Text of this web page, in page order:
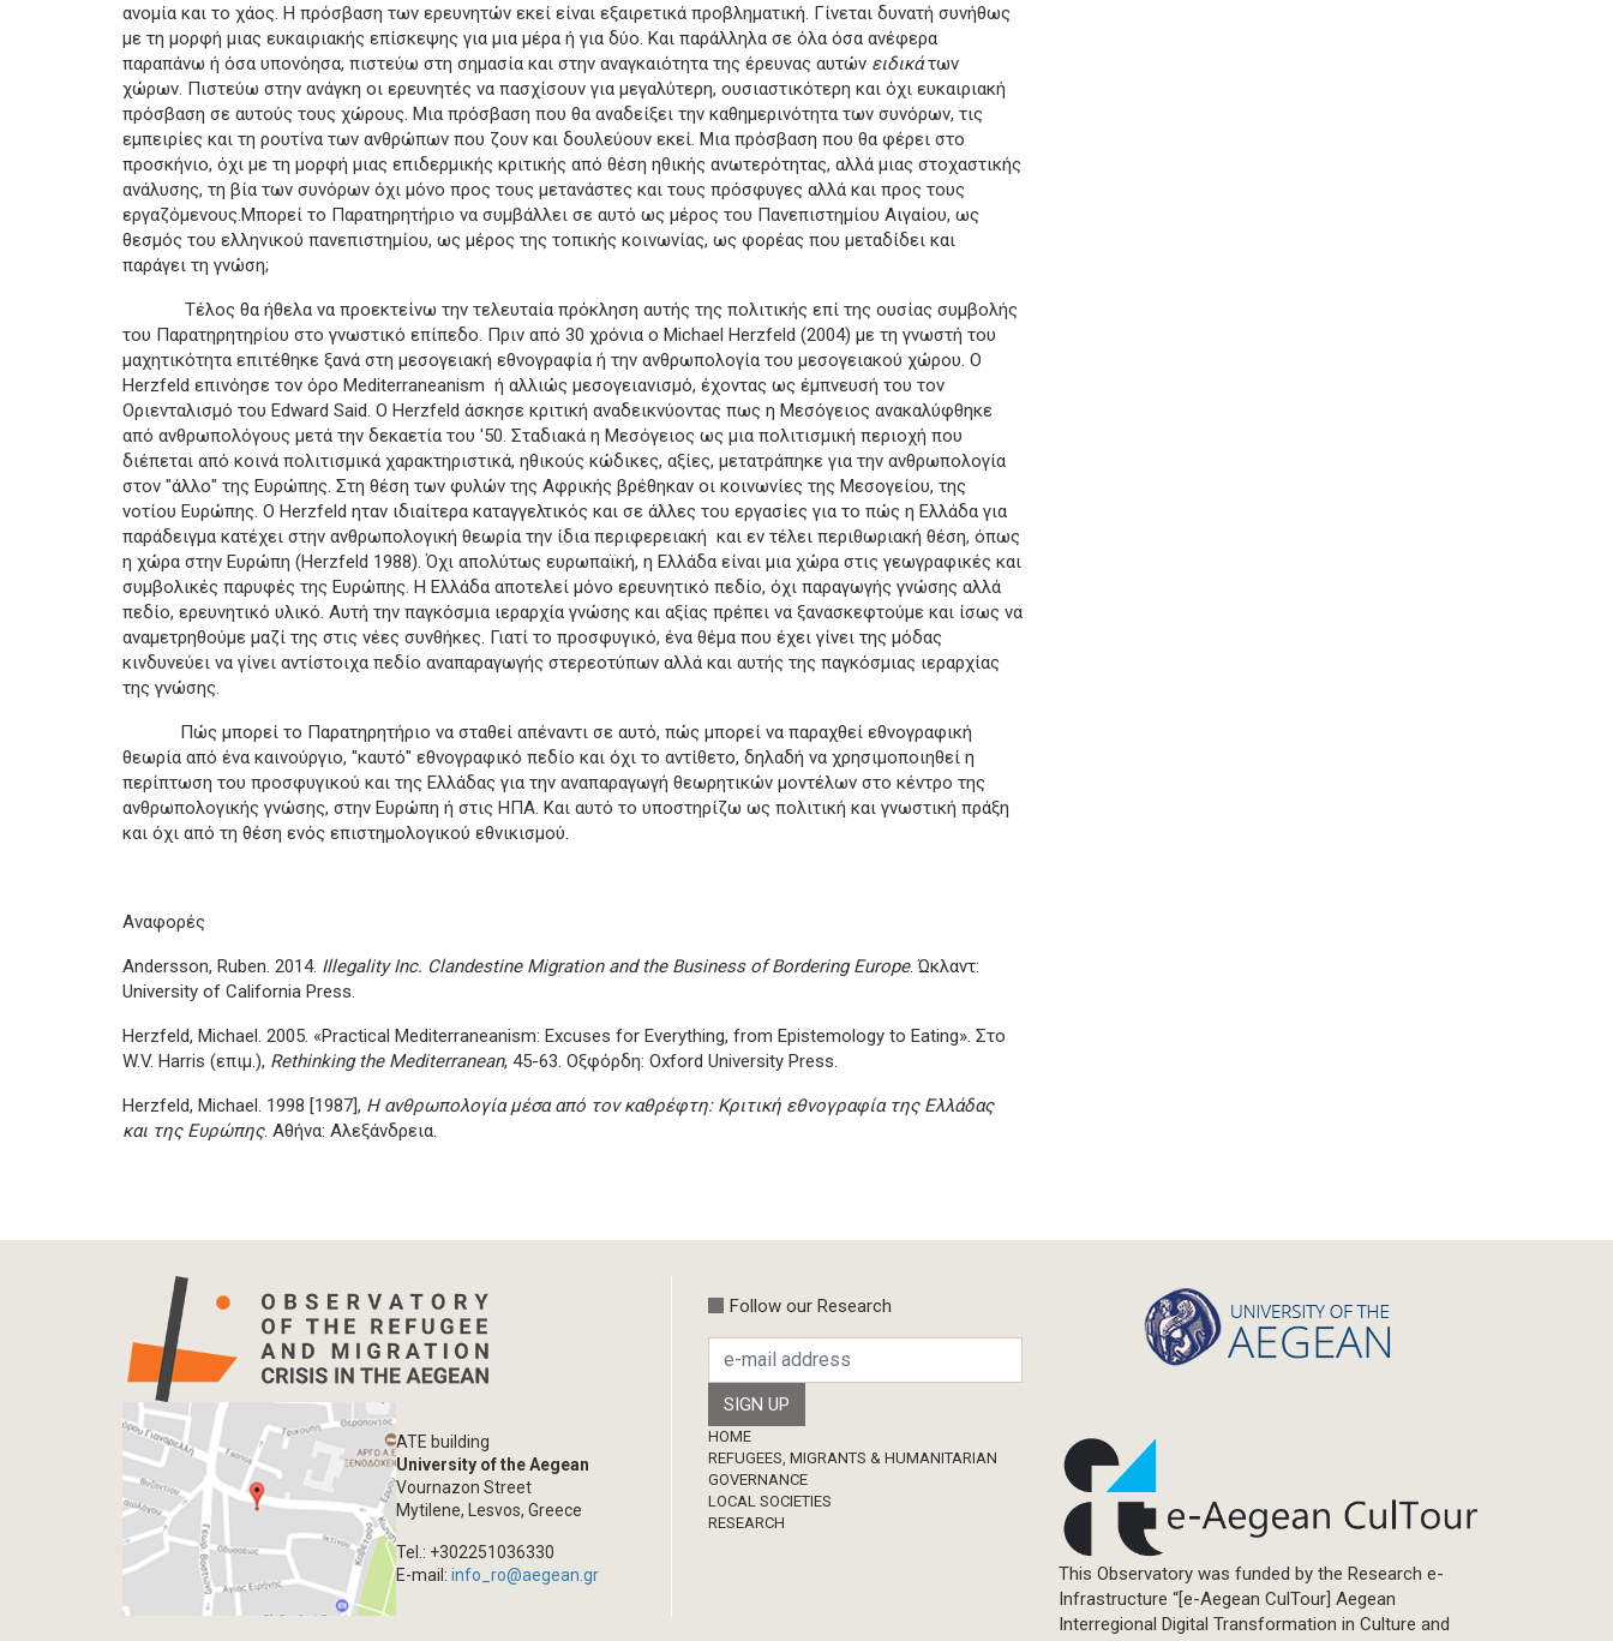
ανομία και το χάος. Η πρόσβαση των ερευνητών εκεί είναι εξαιρετικά προβληματική. Γίνεται δυνατή συνήθως
με τη μορφή μιας ευκαιριακής επίσκεψης για μια μέρα ή για δύο. Και παράλληλα σε όλα όσα ανέφερα
παραπάνω ή όσα υπονόησα, πιστεύω στη σημασία και στην αναγκαιότητα της έρευνας αυτών ειδικάτων
χώρων. Πιστεύω στην ανάγκη οι ερευνητές να πασχίσουν για μεγαλύτερη, ουσιαστικότερη και όχι ευκαιριακή
πρόσβαση σε αυτούς τους χώρους. Μια πρόσβαση που θα αναδείξει την καθημερινότητα των συνόρων, τις
εμπειρίες και τη ρουτίνα των ανθρώπων που ζουν και δουλεύουν εκεί. Μια πρόσβαση που θα φέρει στο
προσκήνιο, όχι με τη μορφή μιας επιδερμικής κριτικής από θέση ηθικής ανωτερότητας, αλλά μιας στοχαστικής
ανάλυσης, τη βία των συνόρων όχι μόνο προς τους μετανάστες και τους πρόσφυγες αλλά και προς τους
εργαζόμενους.Μπορεί το Παρατηρητήριο να συμβάλλει σε αυτό ως μέρος του Πανεπιστημίου Αιγαίου, ως
θεσμός του ελληνικού πανεπιστημίου, ως μέρος της τοπικής κοινωνίας, ως φορέας που μεταδίδει και
παράγει τη γνώση;
Τέλος θα ήθελα να προεκτείνω την τελευταία πρόκληση αυτής της πολιτικής επί της ουσίας συμβολής
του Παρατηρητηρίου στο γνωστικό επίπεδο. Πριν από 30 χρόνια ο Michael Herzfeld (2004) με τη γνωστή του
μαχητικότητα επιτέθηκε ξανά στη μεσογειακή εθνογραφία ή την ανθρωπολογία του μεσογειακού χώρου. Ο
Herzfeld επινόησε τον όρο Mediterraneanism ή αλλιώς μεσογειανισμό, έχοντας ως έμπνευσή του τον
Οριενταλισμό του Edward Said. Ο Herzfeld άσκησε κριτική αναδεικνύοντας πως η Μεσόγειος ανακαλύφθηκε
από ανθρωπολόγους μετά την δεκαετία του '50. Σταδιακά η Μεσόγειος ως μια πολιτισμική περιοχή που
διέπεται από κοινά πολιτισμικά χαρακτηριστικά, ηθικούς κώδικες, αξίες, μετατράπηκε για την ανθρωπολογία
στον "άλλο" της Ευρώπης. Στη θέση των φυλών της Αφρικής βρέθηκαν οι κοινωνίες της Μεσογείου, της
νοτίου Ευρώπης. Ο Herzfeld ηταν ιδιαίτερα καταγγελτικός και σε άλλες του εργασίες για το πώς η Ελλάδα για
παράδειγμα κατέχει στην ανθρωπολογική θεωρία την ίδια περιφερειακή και εν τέλει περιθωριακή θέση, όπως
η χώρα στην Ευρώπη (Herzfeld 1988). Όχι απολύτως ευρωπαϊκή, η Ελλάδα είναι μια χώρα στις γεωγραφικές και
συμβολικές παρυφές της Ευρώπης. Η Ελλάδα αποτελεί μόνο ερευνητικό πεδίο, όχι παραγωγής γνώσης αλλά
πεδίο, ερευνητικό υλικό. Αυτή την παγκόσμια ιεραρχία γνώσης και αξίας πρέπει να ξανασκεφτούμε και ίσως να
αναμετρηθούμε μαζί της στις νέες συνθήκες. Γιατί το προσφυγικό, ένα θέμα που έχει γίνει της μόδας
κινδυνεύει να γίνει αντίστοιχα πεδίο αναπαραγωγής στερεοτύπων αλλά και αυτής της παγκόσμιας ιεραρχίας
της γνώσης.
Πώς μπορεί το Παρατηρητήριο να σταθεί απέναντι σε αυτό, πώς μπορεί να παραχθεί εθνογραφική
θεωρία από ένα καινούργιο, "καυτό" εθνογραφικό πεδίο και όχι το αντίθετο, δηλαδή να χρησιμοποιηθεί η
περίπτωση του προσφυγικού και της Ελλάδας για την αναπαραγωγή θεωρητικών μοντέλων στο κέντρο της
ανθρωπολογικής γνώσης, στην Ευρώπη ή στις ΗΠΑ. Και αυτό το υποστηρίζω ως πολιτική και γνωστική πράξη
και όχι από τη θέση ενός επιστημολογικού εθνικισμού.
Αναφορές
Andersson, Ruben. 2014. Illegality Inc. Clandestine Migration and the Business of Bordering Europe. Ώκλαντ:
University of California Press.
Herzfeld, Michael. 2005. «Practical Mediterraneanism: Excuses for Everything, from Epistemology to Eating». Στο
W.V. Harris (επιμ.), Rethinking the Mediterranean, 45-63. Οξφόρδη: Oxford University Press.
Herzfeld, Michael. 1998 [1987], Η ανθρωπολογία μέσα από τον καθρέφτη: Κριτική εθνογραφία της Ελλάδας
και της Ευρώπης. Αθήνα: Αλεξάνδρεια.
ATE building
University of the Aegean
Vournazon Street
Mytilene, Lesvos, Greece
Tel.: +302251036330
E-mail:info_ro@aegean.gr
Follow our Research
Footer
HOME
REFUGEES, MIGRANTS & HUMANITARIAN
GOVERNANCE
LOCAL SOCIETIES
RESEARCH
This Observatory was funded by the Research e-
Infrastructure “[e-Aegean CulTour] Aegean
Interregional Digital Transformation in Culture and